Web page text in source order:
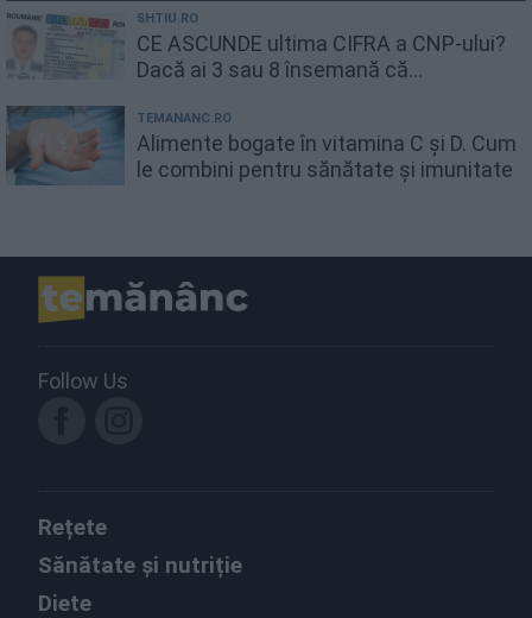
SHTIU.RO
CE ASCUNDE ultima CIFRA a CNP-ului?
Dacă ai 3 sau 8 însemană că...
TEMANANC.RO
Alimente bogate în vitamina C și D. Cum
le combini pentru sănătate și imunitate
Follow Us
Rețete
Sănătate și nutriție
Diete